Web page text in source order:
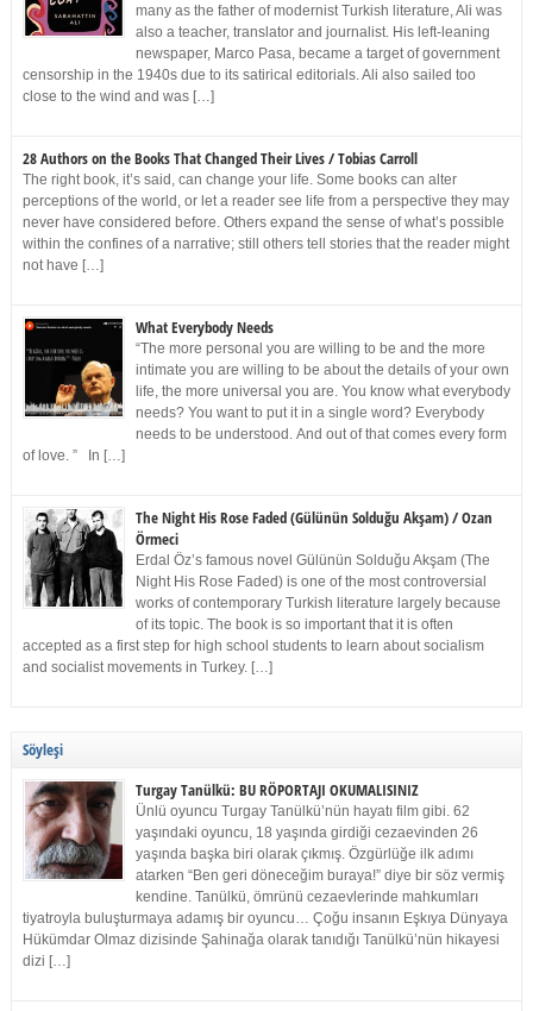
many as the father of modernist Turkish literature, Ali was
also a teacher, translator and journalist. His left-leaning
newspaper, Marco Pasa, became a target of government
censorship in the 1940s due to its satirical editorials. Ali also sailed too
close to the wind and was […]
28 Authors on the Books That Changed Their Lives / Tobias Carroll
The right book, it’s said, can change your life. Some books can alter
perceptions of the world, or let a reader see life from a perspective they may
never have considered before. Others expand the sense of what’s possible
within the confines of a narrative; still others tell stories that the reader might
not have […]
What Everybody Needs
“The more personal you are willing to be and the more
intimate you are willing to be about the details of your own
life, the more universal you are. You know what everybody
needs? You want to put it in a single word? Everybody
needs to be understood. And out of that comes every form
of love. ” In […]
The Night His Rose Faded (Gülünün Solduğu Akşam) / Ozan
Örmeci
Erdal Öz’s famous novel Gülünün Solduğu Akşam (The
Night His Rose Faded) is one of the most controversial
works of contemporary Turkish literature largely because
of its topic. The book is so important that it is often
accepted as a first step for high school students to learn about socialism
and socialist movements in Turkey. […]
Söyleşi
Turgay Tanülkü: BU RÖPORTAJI OKUMALISINIZ
Ünlü oyuncu Turgay Tanülkü’nün hayatı film gibi. 62
yaşındaki oyuncu, 18 yaşında girdiği cezaevinden 26
yaşında başka biri olarak çıkmış. Özgürlüğe ilk adımı
atarken “Ben geri döneceğim buraya!” diye bir söz vermiş
kendine. Tanülkü, ömrünü cezaevlerinde mahkumları
tiyatroyla buluşturmaya adamış bir oyuncu… Çoğu insanın Eşkıya Dünyaya
Hükümdar Olmaz dizisinde Şahinağa olarak tanıdığı Tanülkü’nün hikayesi
dizi […]